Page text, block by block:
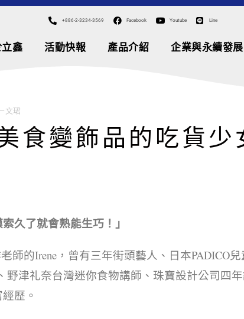
+886-2-3234-3569 Facebook Youtube Line
立鑫 活動快報 產品介紹 企業與永續發展
文珺
食變飾品的吃貨少
久了就會熟能生巧！」
師的Irene，曾有三年街頭藝人、日本PADICO
津礼奈台灣迷你食物講師、珠寶設計公司四
歷。